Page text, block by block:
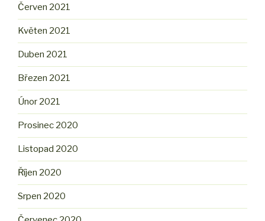
Červen 2021
Květen 2021
Duben 2021
Březen 2021
Únor 2021
Prosinec 2020
Listopad 2020
Říjen 2020
Srpen 2020